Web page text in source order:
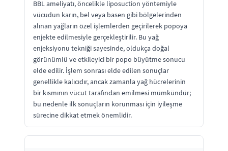
BBL ameliyatı, öncelikle liposuction yöntemiyle
vücudun karın, bel veya basen gibi bölgelerinden
alınan yağların özel işlemlerden geçirilerek popoya
enjekte edilmesiyle gerçekleştirilir. Bu yağ
enjeksiyonu tekniği sayesinde, oldukça doğal
görünümlü ve etkileyici bir popo büyütme sonucu
elde edilir. İşlem sonrası elde edilen sonuçlar
genellikle kalıcıdır, ancak zamanla yağ hücrelerinin
bir kısmının vücut tarafından emilmesi mümkündür;
bu nedenle ilk sonuçların korunması için iyileşme
sürecine dikkat etmek önemlidir.